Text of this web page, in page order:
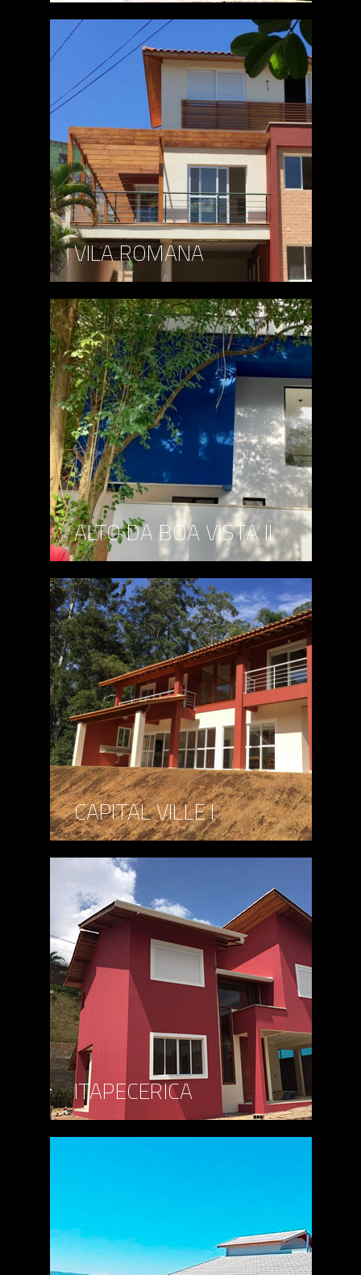
VILA ROMANA
ALTO DA BOA VISTA II
CAPITAL VILLE I
ITAPECERICA